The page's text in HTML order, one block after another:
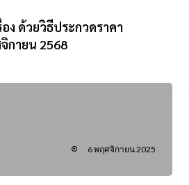
ง ด้วยวิธีประกวดราคา
กายน 2568
6 พฤศจิกายน 2025